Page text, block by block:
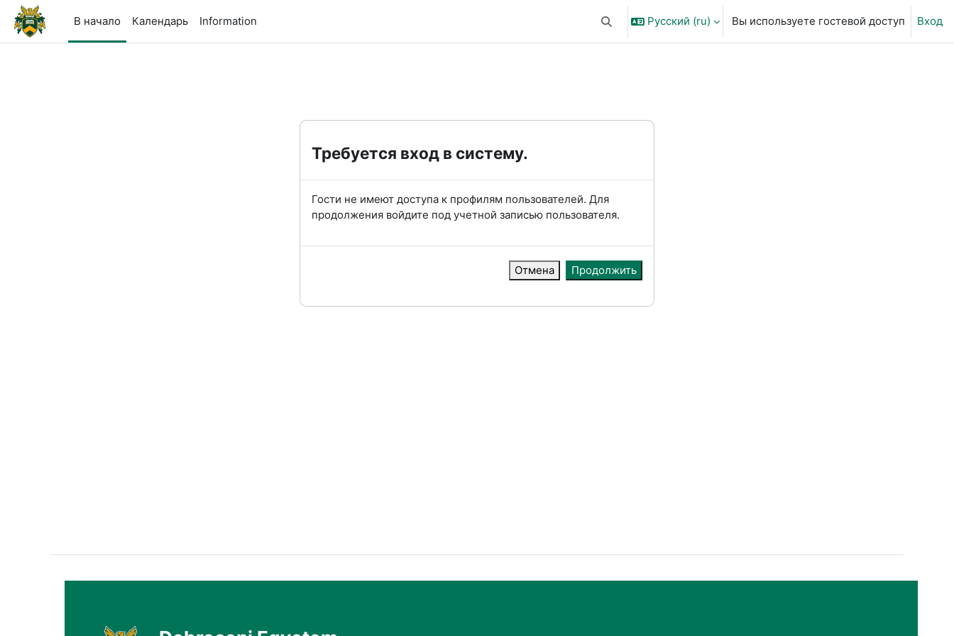
Перейти к основному содержанию
В начало
Календарь Information Изменить данные поисковой строки
Русский ‎(ru)‎ Вы используете гостевой доступ Вход
Требуется вход в систему.
Гости не имеют доступа к профилям пользователей. Для
продолжения войдите под учетной записью пользователя.
Отмена Продолжить